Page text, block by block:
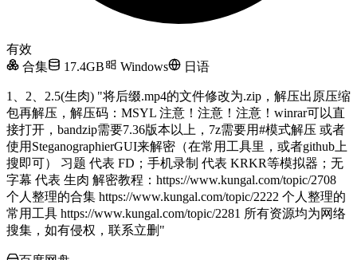
有效
合集
17.4GB Windows 日语
1、2、2.5(生肉) "将后缀.mp4的文件修改为.zip，解压出原压缩
包再解压，解压码：MSYL 注意！注意！注意！winrar可以直
接打开，bandzip需要7.36版本以上，7z需要用#模式解压 或者
使用SteganographierGUI来解密（在常用工具里，或者github上
搜即可） 习题 代表 FD；手机录制 代表 KRKR等模拟器；无
字幕 代表 生肉 解密教程：https://www.kungal.com/topic/2708
个人整理的合集 https://www.kungal.com/topic/2222 个人整理的
常用工具 https://www.kungal.com/topic/2281 所有资源均为网络
搜集，如有侵权，联系立删"